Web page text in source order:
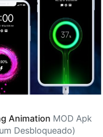
Animation MOD Apk
Desbloqueado)